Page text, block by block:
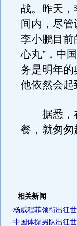
战。昨天
间内，尽管
李小鹏目前
心丸”，中
务是明年
他依然会起
据悉，在
餐，就匆匆
相关新闻
·杨威程菲领衔出征
·中国体操男队出征